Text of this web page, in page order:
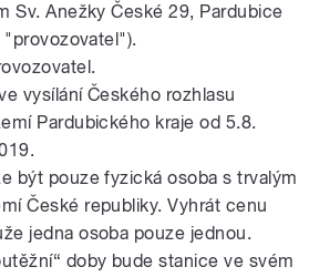
Sv. Anežky České 29, Pardubice
vysílání Českého rozhlasu
Pardubického kraje od 5.8.
být pouze fyzická osoba s trvalým
České republiky. Vyhrát cenu
jedna osoba pouze jednou.
doby bude stanice ve svém